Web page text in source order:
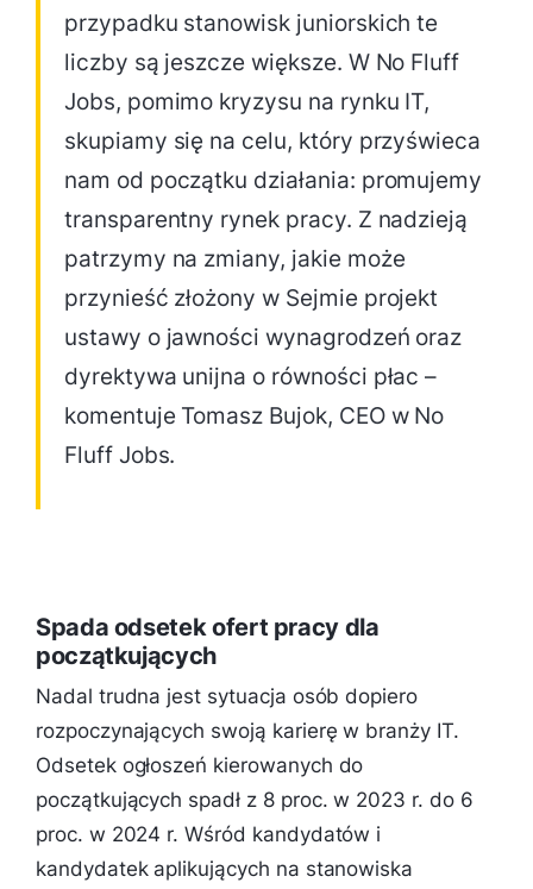
przypadku stanowisk juniorskich te
liczby są jeszcze większe. W No Fluff
Jobs, pomimo kryzysu na rynku IT,
skupiamy się na celu, który przyświeca
nam od początku działania: promujemy
transparentny rynek pracy. Z nadzieją
patrzymy na zmiany, jakie może
przynieść złożony w Sejmie projekt
ustawy o jawności wynagrodzeń oraz
dyrektywa unijna o równości płac –
komentuje Tomasz Bujok, CEO w No
Fluff Jobs.
Spada odsetek ofert pracy dla
początkujących
Nadal trudna jest sytuacja osób dopiero
rozpoczynających swoją karierę w branży IT.
Odsetek ogłoszeń kierowanych do
początkujących spadł z 8 proc. w 2023 r. do 6
proc. w 2024 r. Wśród kandydatów i
kandydatek aplikujących na stanowiska